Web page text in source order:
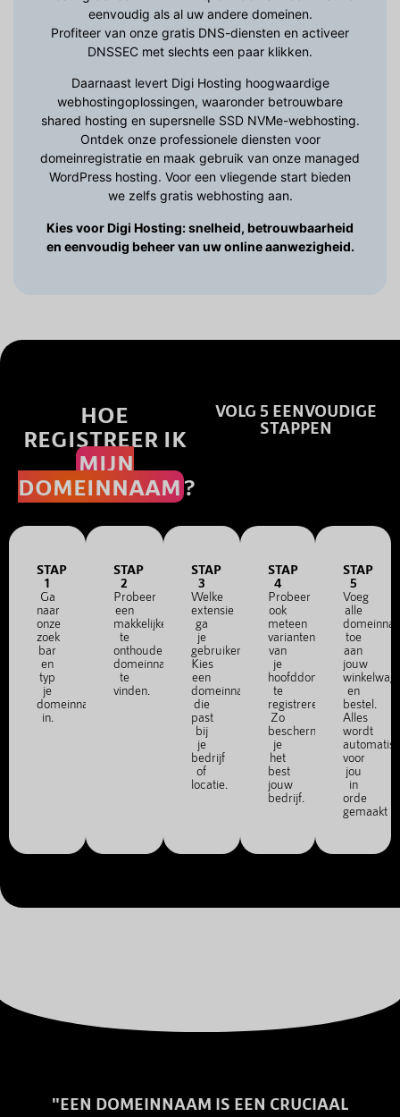
eenvoudig als al uw andere domeinen.
Profiteer van onze gratis DNS-diensten en activeer
DNSSEC met slechts een paar klikken.
Daarnaast levert Digi Hosting hoogwaardige
webhostingoplossingen, waaronder betrouwbare
shared hosting en supersnelle SSD NVMe-webhosting.
Ontdek onze professionele diensten voor
domeinregistratie en maak gebruik van onze managed
WordPress hosting. Voor een vliegende start bieden
we zelfs gratis webhosting aan.
Kies voor Digi Hosting: snelheid, betrouwbaarheid
en eenvoudig beheer van uw online aanwezigheid.
HOE
REGISTREER IK
MIJN
DOMEINNAAM ?
VOLG 5 EENVOUDIGE
STAPPEN
STAP
1
Ga
naar
onze
zoek
bar
en
typ
je
domeinnaam
in.
STAP
2
Probeer
een
makkelijke
te
onthouden
domeinnaam
te
vinden.
STAP
3
Welke
extensie
ga
je
gebruiken?
Kies
een
domeinnaam
die
past
bij
je
bedrijf
of
locatie.
STAP
4
Probeer
ook
meteen
varianten
van
je
hoofddomein
te
registreren.
Zo
bescherm
je
het
best
jouw
bedrijf.
STAP
5
Voeg
alle
toe
aan
jouw
en
bestel.
Alles
wordt
voor
jou
in
orde
gemaakt
"EEN DOMEINNAAM IS EEN CRUCIAAL